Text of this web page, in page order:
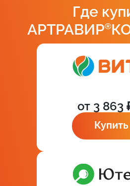
Где
АРТРАВИР®
от 3 863
Купить